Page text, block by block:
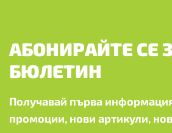
АБОНИРАЙТЕ СЕ
БЮЛЕТИН
Получавай първа
промоции, нови артикули,